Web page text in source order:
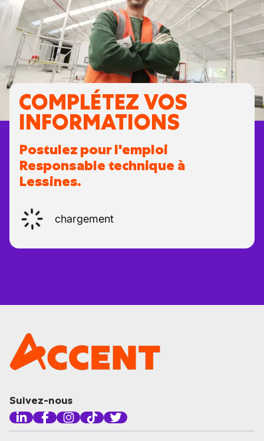
COMPLÉTEZ VOS
INFORMATIONS
Postulez pour l'emploi
Responsable technique à
Lessines.
chargement
Suivez-nous